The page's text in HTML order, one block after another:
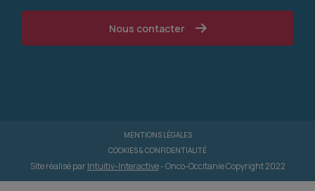
Nous contacter
MENTIONS LÉGALES
COOKIES & CONFIDENTIALITÉ
Site réalisé parIntuitiv-Interactive- Onco-Occitanie Copyright 2022